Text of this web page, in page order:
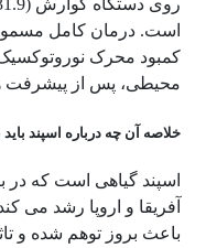
است. درمان کامل
کمبود محرک
محیطی، پس از پیشرفت
خلاصه آن چه درباره اسپند باید
اسپند گیاهی است که در
آفریقا و اروپا رشد می
باعث بروز توهم شده و